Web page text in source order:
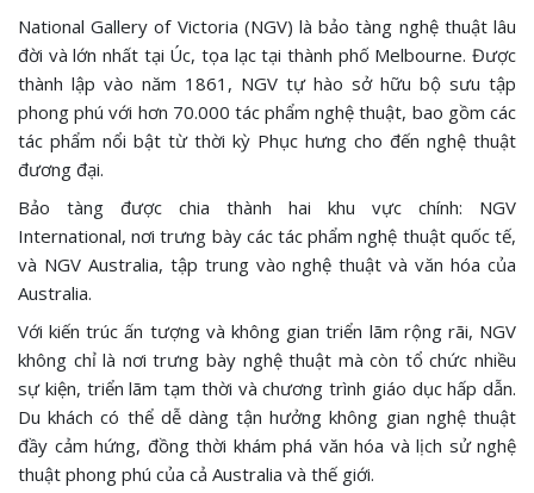
National Gallery of Victoria (NGV) là bảo tàng nghệ thuật lâu
đời và lớn nhất tại Úc, tọa lạc tại thành phố Melbourne. Được
thành lập vào năm 1861, NGV tự hào sở hữu bộ sưu tập
phong phú với hơn 70.000 tác phẩm nghệ thuật, bao gồm các
tác phẩm nổi bật từ thời kỳ Phục hưng cho đến nghệ thuật
đương đại.
Bảo tàng được chia thành hai khu vực chính: NGV
International, nơi trưng bày các tác phẩm nghệ thuật quốc tế,
và NGV Australia, tập trung vào nghệ thuật và văn hóa của
Australia.
Với kiến trúc ấn tượng và không gian triển lãm rộng rãi, NGV
không chỉ là nơi trưng bày nghệ thuật mà còn tổ chức nhiều
sự kiện, triển lãm tạm thời và chương trình giáo dục hấp dẫn.
Du khách có thể dễ dàng tận hưởng không gian nghệ thuật
đầy cảm hứng, đồng thời khám phá văn hóa và lịch sử nghệ
thuật phong phú của cả Australia và thế giới.